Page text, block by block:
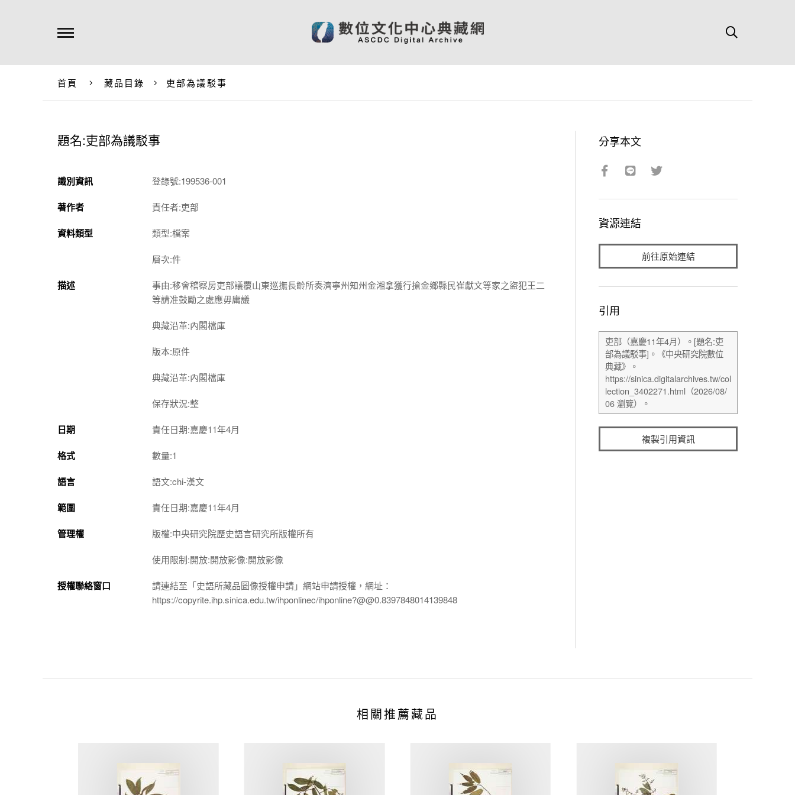
首頁 藏品目錄 吏部為議駁事
題名:吏部為議駁事
識別資訊 登錄號:199536-001
著作者 責任者:吏部
資料類型 類型:檔案
層次:件
描述
事由:移會稽察房吏部議覆山東巡撫長齡所奏濟寧州知州金湘拿獲行搶金鄉縣民崔獻文等家之盜犯王二
等請准鼓勵之處應毋庸議
典藏沿革:內閣檔庫
版本:原件
典藏沿革:內閣檔庫
保存狀況:整
日期 責任日期:嘉慶11年4月
格式 數量:1
語言 語文:chi-漢文
範圍 責任日期:嘉慶11年4月
管理權 版權:中央研究院歷史語言研究所版權所有
使用限制:開放:開放影像:開放影像
授權聯絡窗口
請連結至「史語所藏品圖像授權申請」網站申請授權，網址：
https://copyrite.ihp.sinica.edu.tw/ihponlinec/ihponline?@@0.8397848014139848
分享本文
資源連結
前往原始連結
引用
複製引用資訊
相關推薦藏品